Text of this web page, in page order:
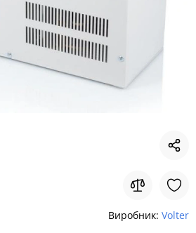
Виробник: Volter